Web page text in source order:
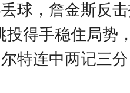
球，詹金斯反
得手稳住局势
特连中两记三